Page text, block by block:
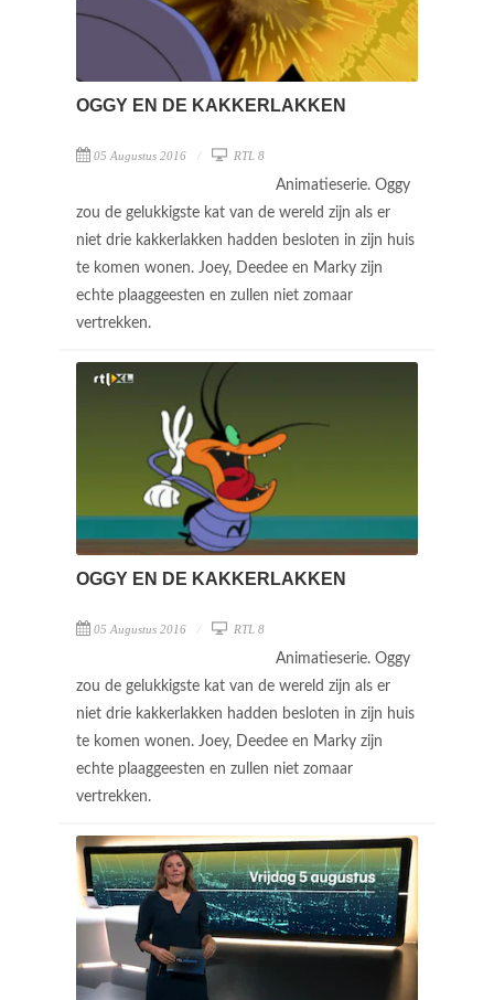
OGGY EN DE KAKKERLAKKEN
05 Augustus 2016 RTL 8
Animatieserie. Oggy
zou de gelukkigste kat van de wereld zijn als er
niet drie kakkerlakken hadden besloten in zijn huis
te komen wonen. Joey, Deedee en Marky zijn
echte plaaggeesten en zullen niet zomaar
vertrekken.
OGGY EN DE KAKKERLAKKEN
05 Augustus 2016 RTL 8
Animatieserie. Oggy
zou de gelukkigste kat van de wereld zijn als er
niet drie kakkerlakken hadden besloten in zijn huis
te komen wonen. Joey, Deedee en Marky zijn
echte plaaggeesten en zullen niet zomaar
vertrekken.